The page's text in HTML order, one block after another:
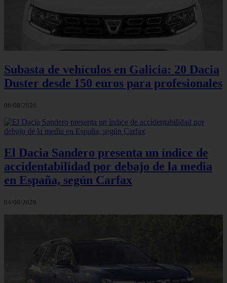
Subasta de vehículos en Galicia: 20 Dacia
Duster desde 150 euros para profesionales
06/08/2026
El Dacia Sandero presenta un índice de
accidentabilidad por debajo de la media
en España, según Carfax
04/08/2026